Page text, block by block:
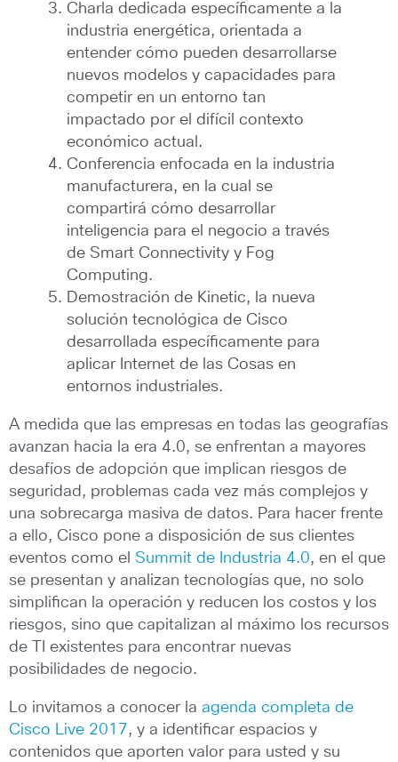
Charla dedicada específicamente a la
industria energética, orientada a
entender cómo pueden desarrollarse
nuevos modelos y capacidades para
competir en un entorno tan
impactado por el difícil contexto
económico actual.
Conferencia enfocada en la industria
manufacturera, en la cual se
compartirá cómo desarrollar
inteligencia para el negocio a través
de Smart Connectivity y Fog
Computing.
Demostración de Kinetic, la nueva
solución tecnológica de Cisco
desarrollada específicamente para
aplicar Internet de las Cosas en
entornos industriales.
A medida que las empresas en todas las geografías
avanzan hacia la era 4.0, se enfrentan a mayores
desafíos de adopción que implican riesgos de
seguridad, problemas cada vez más complejos y
una sobrecarga masiva de datos. Para hacer frente
a ello, Cisco pone a disposición de sus clientes
eventos como el Summit de Industria 4.0, en el que
se presentan y analizan tecnologías que, no solo
simplifican la operación y reducen los costos y los
riesgos, sino que capitalizan al máximo los recursos
de TI existentes para encontrar nuevas
posibilidades de negocio.
Lo invitamos a conocer la agenda completa de
Cisco Live 2017, y a identificar espacios y
contenidos que aporten valor para usted y su